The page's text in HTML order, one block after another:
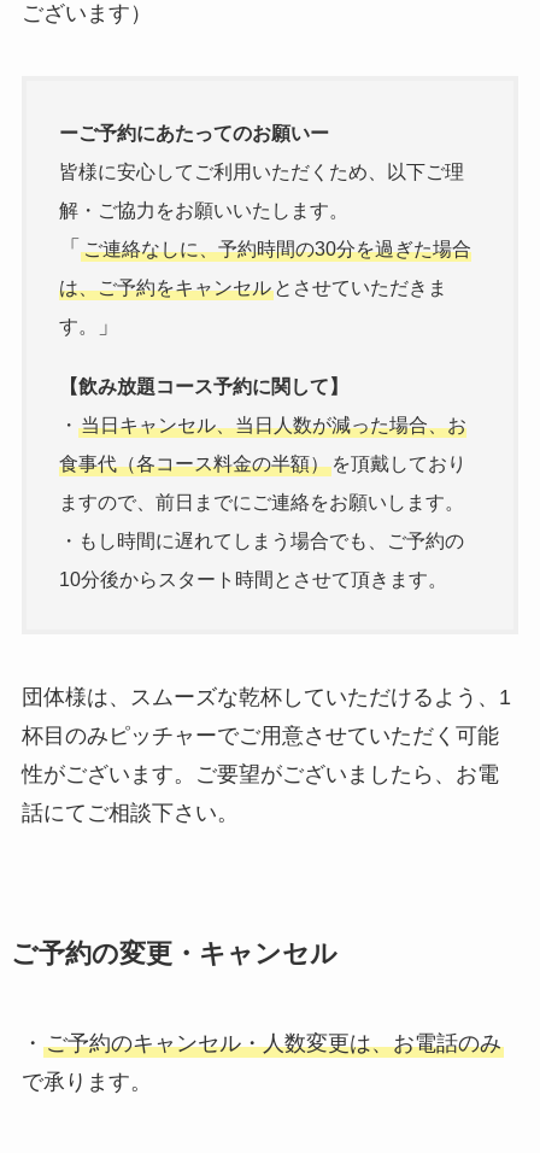
ございます）
ーご予約にあたってのお願いー
皆様に安心してご利用いただくため、以下ご理
解・ご協力をお願いいたします。
「 ご連絡なしに、予約時間の30分を過ぎた場合
は、ご予約をキャンセルとさせていただきま
す。
」
【飲み放題コース予約に関して】
・ 当日キャンセル、当日人数が減った場合、お
食事代（各コース料金の半額）を頂戴しており
ますので、前日までにご連絡をお願いします。
・もし時間に遅れてしまう場合でも、ご予約の
10分後からスタート時間とさせて頂きます。
団体様は、スムーズな乾杯していただけるよう、1
杯目のみピッチャーでご用意させていただく可能
性がございます。ご要望がございましたら、お電
話にてご相談下さい。
ご予約の変更・キャンセル
・ ご予約のキャンセル・人数変更は、お電話のみ
で承ります。